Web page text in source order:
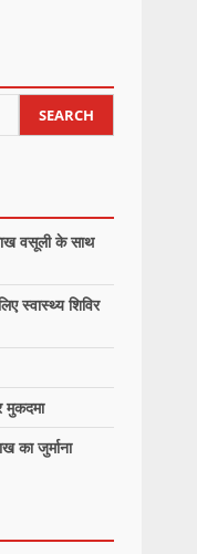
SEARCH
वसूली के साथ
स्वास्थ्य शिविर
मुकदमा
जुर्माना